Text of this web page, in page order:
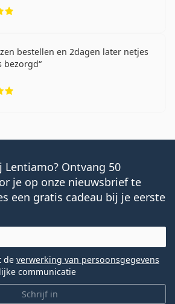
bestellen en 2dagen later netjes
bezorgd
Ontvang 50
je op onze nieuwsbrief te
een gratis cadeau bij je eerste
Schrijf in
de verwerking van persoonsgegevens
communicatie